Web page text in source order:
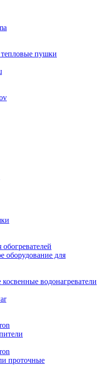
пушки
оборудование для
водонагреватели
проточные